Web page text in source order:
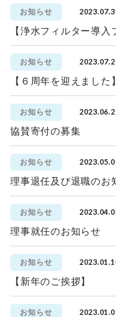
お知らせ
【浄水フィルター導
お知らせ
【６周年を迎えました】
お知らせ
協賛寄付の募集
お知らせ
理事退任及び退職のお
お知らせ
理事就任のお知らせ
お知らせ
【新年のご挨拶】
お知らせ